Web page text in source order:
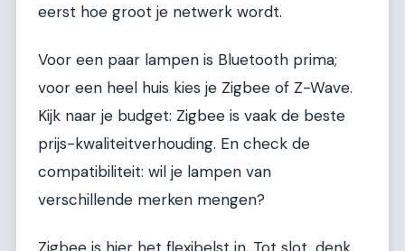
eerst hoe groot je netwerk wordt.
Voor een paar lampen is Bluetooth prima;
voor een heel huis kies je Zigbee of Z-Wave.
Kijk naar je budget: Zigbee is vaak de beste
prijs-kwaliteitverhouding. En check de
compatibiliteit: wil je lampen van
verschillende merken mengen?